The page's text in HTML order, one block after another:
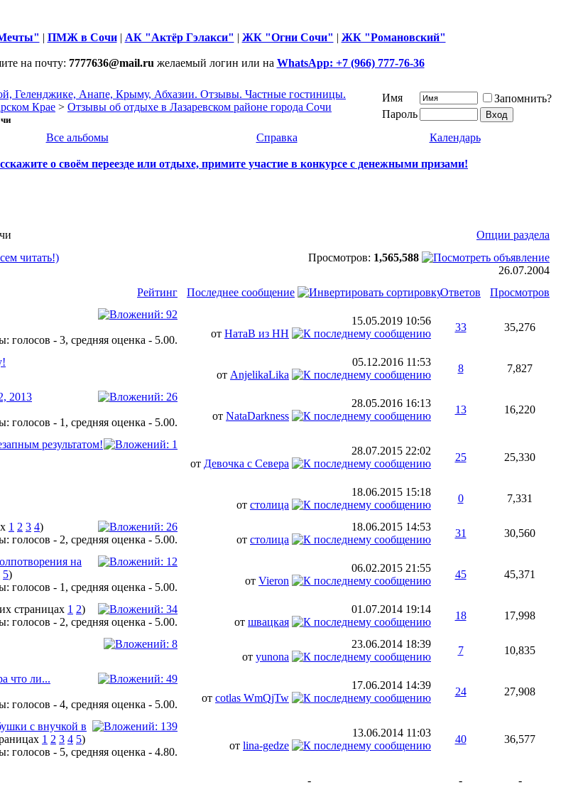
| ПМЖ в Сочи| АК "Актёр Гэлакси" | ЖК "Огни Сочи" | ЖК "Романовский"
на почту: 7777636@mail.ru желаемый логин или на WhatsApp: +7 (966) 777-76-36
Геленджике, Анапе, Крыму, Абхазии. Отзывы. Частные гостиницы.
Крае > Отзывы об отдыхе в Лазаревском районе города Сочи
Имя
Запомнить?
Пароль
Все альбомы Справка Календарь
о своём переезде или отдыхе, примите участие в конкурсе с денежными призами!
Опции раздела
Просмотров: 1,565,588
читать!)
26.07.2004
Рейтинг
Последнее сообщение Ответов
Просмотров
15.05.2019 10:56
от НатаВ из НН
33 35,276
05.12.2016 11:53
от AnjelikaLika
8 7,827
2013
28.05.2016 16:13
от NataDarkness
13 16,220
результатом!
28.07.2015 22:02
от Девочка с Севера
25 25,330
18.06.2015 15:18
от столица
0 7,331
1 2 3 4)
18.06.2015 14:53
от столица
31 30,560
на
5)
06.02.2015 21:55
от Vieron
45 45,371
1 2)
01.07.2014 19:14
от швацкая
18 17,998
23.06.2014 18:39
от yunona
7 10,835
что ли...
17.06.2014 14:39
от cotlas WmQjTw
24 27,908
с внучкой в
1 2 3 4 5)
13.06.2014 11:03
от lina-gedze
40 36,577
- - -